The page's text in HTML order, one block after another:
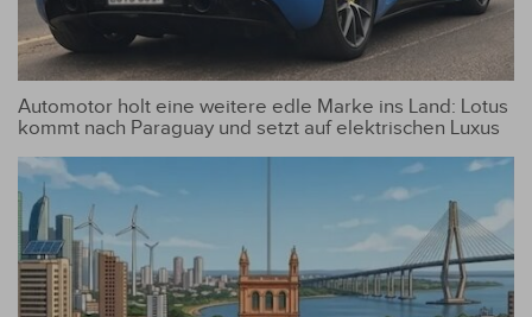
Automotor holt eine weitere edle Marke ins Land: Lotus
kommt nach Paraguay und setzt auf elektrischen Luxus